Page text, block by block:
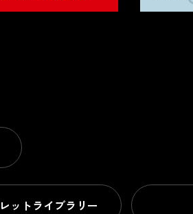
ットライブラリー